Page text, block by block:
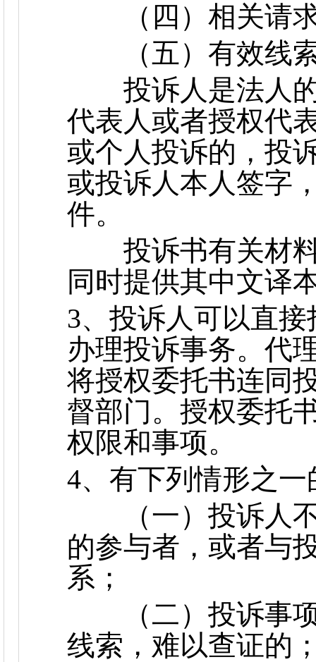
（四）相关请求
（五）有效线索
投诉人是法人的
代表人或者授权代
或个人投诉的，投
或投诉人本人签字
件。
投诉书有关材料
同时提供其中文译
3、投诉人可以直
办理投诉事务。代
将授权委托书连同
督部门。授权委托
权限和事项。
4、有下列情形之
（一）投诉人不
的参与者，或者与
系；
（二）投诉事项
线索，难以查证的